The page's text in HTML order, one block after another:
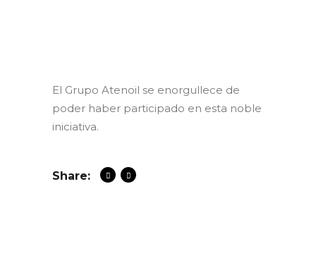
El Grupo Atenoil se enorgullece de
poder haber participado en esta noble
iniciativa.
Share: